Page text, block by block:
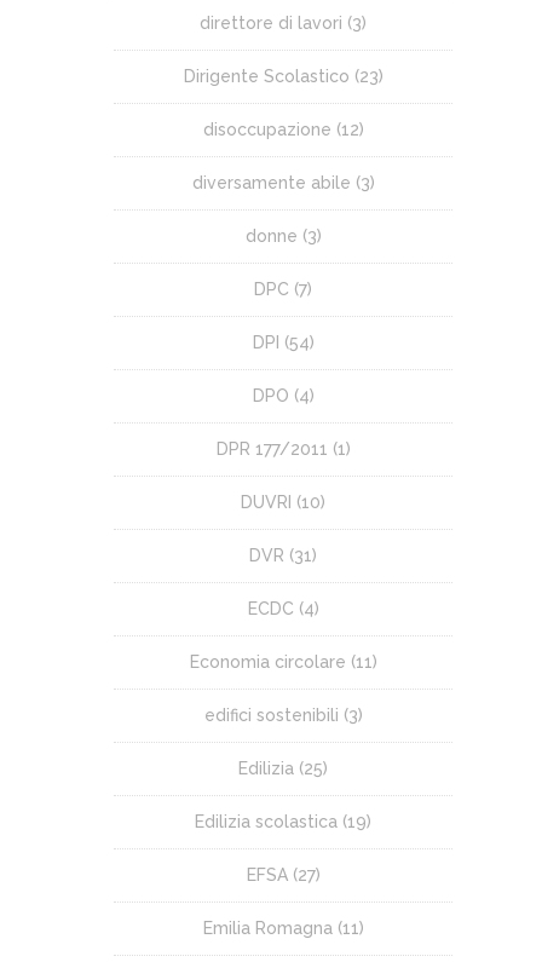
direttore di lavori (3)
Dirigente Scolastico (23)
disoccupazione (12)
diversamente abile (3)
donne (3)
DPC (7)
DPI (54)
DPO (4)
DPR 177/2011 (1)
DUVRI (10)
DVR (31)
ECDC (4)
Economia circolare (11)
edifici sostenibili (3)
Edilizia (25)
Edilizia scolastica (19)
EFSA(27)
Emilia Romagna (11)